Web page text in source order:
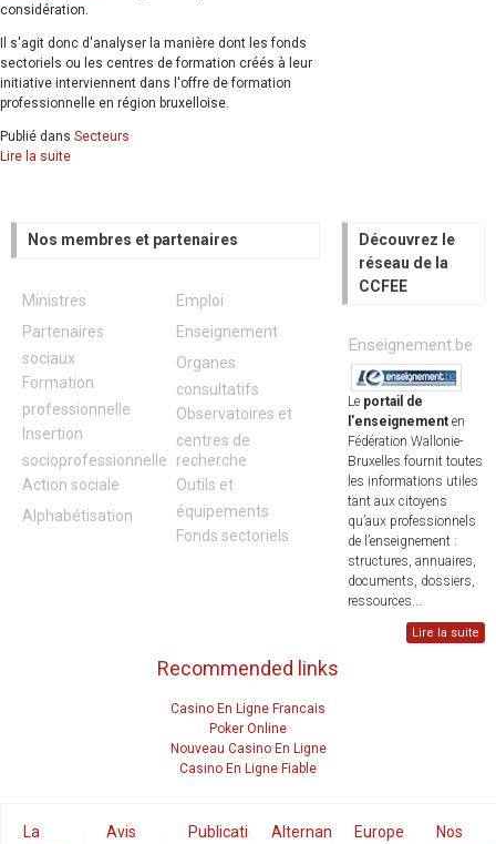
considération.
Il s'agit donc d'analyser la manière dont les fonds
sectoriels ou les centres de formation créés à leur
initiative interviennent dans l'offre de formation
professionnelle en région bruxelloise.
Publié dans Secteurs
Lire la suite
Nos membres et partenaires
Ministres
Partenaires
sociaux
Formation
professionnelle
Insertion
socioprofessionnelle
Action sociale
Alphabétisation
Emploi
Enseignement
Organes
consultatifs
Observatoires et
centres de
recherche
Outils et
équipements
Fonds sectoriels
Découvrez le
réseau de la
CCFEE
Enseignement.be
Le portail de
l'enseignementen
Fédération Wallonie-
Bruxelles fournit toutes
les informations utiles
tant aux citoyens
qu’aux professionnels
de l’enseignement :
structures, annuaires,
documents, dossiers,
ressources...
Lire la suite
Recommended links
Casino En Ligne Francais
Poker Online
Nouveau Casino En Ligne
Casino En Ligne Fiable
La
Avis PublicationsAlternance Europe
Nos